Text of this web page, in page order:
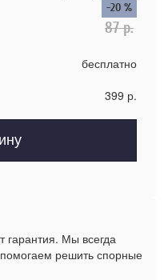
-20 %
87р.
бесплатно
399 р.
гарантия. Мы всегда
решить спорные